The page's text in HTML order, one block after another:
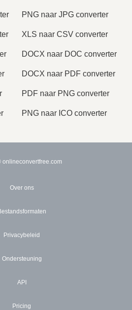
PNG naar JPG converter
XLS naar CSV converter
DOCX naar DOC converter
DOCX naar PDF converter
PDF naar PNG converter
PNG naar ICO converter
onlineconvertfree.com
Over ons
Privacybeleid
Ondersteuning
API
Pricing